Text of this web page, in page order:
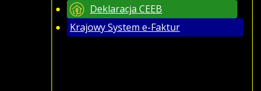
Deklaracja CEEB
Krajowy System e-Faktur